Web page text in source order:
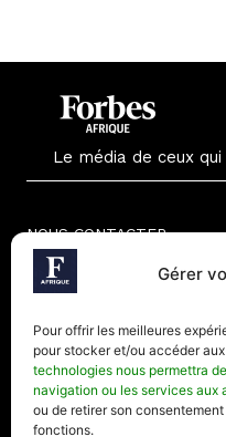
Gérer
Pour offrir les meilleures
pour stocker et/ou accéder
technologies nous permettra
navigation ou les services aux
ou de retirer son
fonctions.
Le média de ceux
NOUS CONTACTER
Paris - France
Mail :